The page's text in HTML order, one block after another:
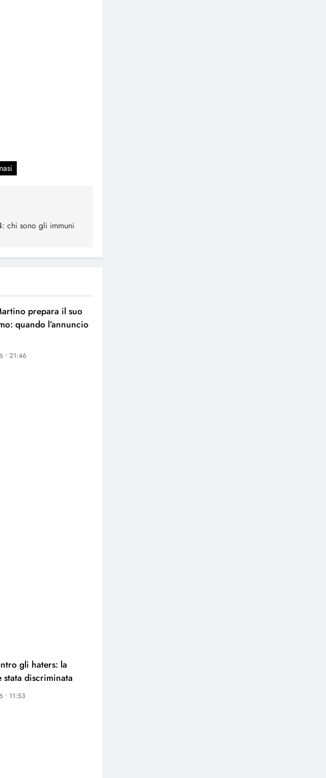
chi sono gli immuni
prepara il suo
quando l’annuncio
• 21:46
gli haters: la
discriminata
• 11:53